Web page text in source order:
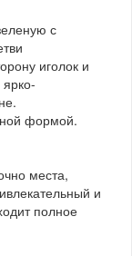
с
иголок и
формой.
места,
и
полное